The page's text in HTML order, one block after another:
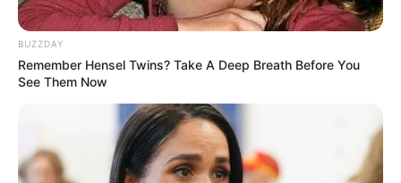
Title: Ein Klassiker neu erlebt: Schaschlik mit
Pommes Rezept
BUZZDAY
Remember Hensel Twins? Take A Deep Breath Before You
See Them Now